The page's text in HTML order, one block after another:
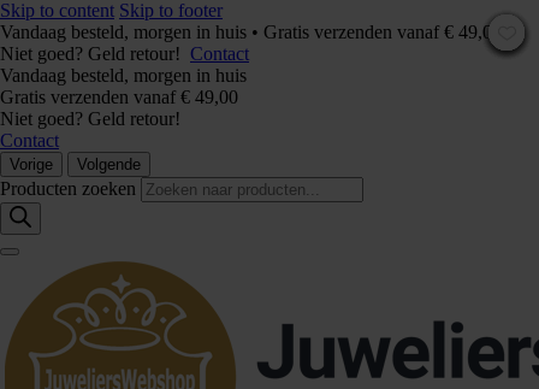
Skip to content Skip to footer
Vandaag besteld, morgen in huis • Gratis verzenden vanaf € 49,00 –
Niet goed? Geld retour! Contact
Vandaag besteld, morgen in huis
Gratis verzenden vanaf € 49,00
Niet goed? Geld retour!
Contact
Vorige Volgende
Producten zoeken